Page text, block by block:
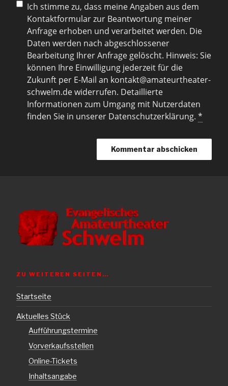
Ich stimme zu, dass meine Angaben aus dem
Kontaktformular zur Beantwortung meiner
Anfrage erhoben und verarbeitet werden. Die
Daten werden nach abgeschlossener
Bearbeitung Ihrer Anfrage gelöscht. Hinweis: Sie
können Ihre Einwilligung jederzeit für die
Zukunft per E-Mail an kontakt@amateurtheater-
schwelm.de widerrufen. Detaillierte
Informationen zum Umgang mit Nutzerdaten
finden Sie in unserer Datenschutzerklärung. *
ZU WEITEREN SEITEN…
Startseite
Aktuelles Stück
Aufführungstermine
Vorverkaufsstellen
Online-Tickets
Inhaltsangabe